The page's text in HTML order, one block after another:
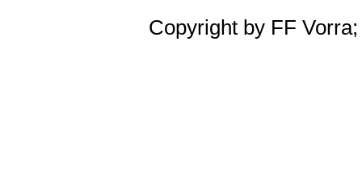
Copyright by FF